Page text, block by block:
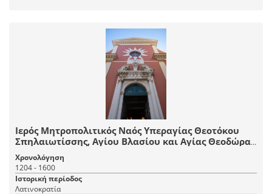
Ιερός Μητροπολιτικός Ναός Υπεραγίας Θεοτόκου
Σπηλαιωτίσσης, Αγίου Βλασίου και Αγίας Θεοδώρας
της Αυγούστης
Χρονολόγηση
1204 - 1600
Ιστορική περίοδος
Λατινοκρατία